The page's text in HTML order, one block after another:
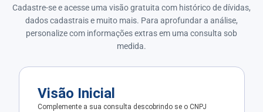
Cadastre-se e acesse uma visão gratuita com histórico de dívidas,
dados cadastrais e muito mais. Para aprofundar a análise,
personalize com informações extras em uma consulta sob
medida.
Visão Inicial
Complemente a sua consulta descobrindo se o CNPJ